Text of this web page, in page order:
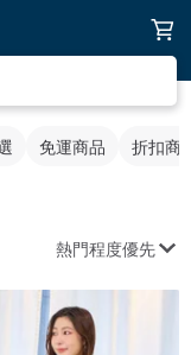
免運商品 折扣商
熱門程度優先